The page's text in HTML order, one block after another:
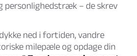
personlighedstræk – de skrev
ned i fortiden, vandre
milepæle og opdage din